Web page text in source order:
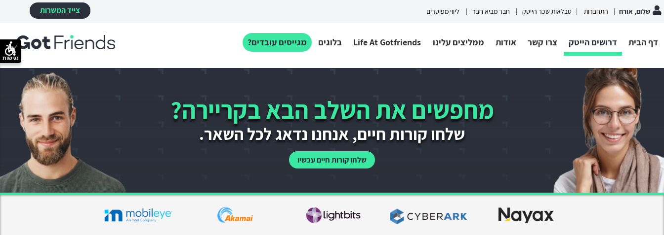
שלום, אורח התחברות טבלאות שכר הייטק חבר מביא חבר ליווי מפוטרים צייד המשרות
דף הבית דרושים הייטק צרו קשר אודות ממליצים עלינו Life At Gotfriends בלוגים מגייסים עובדים?
מחפשים את השלב הבא בקריירה?
שלחו קורות חיים, אנחנו נדאג לכל השאר.
שלחו קורות חיים עכשיו
נגישות